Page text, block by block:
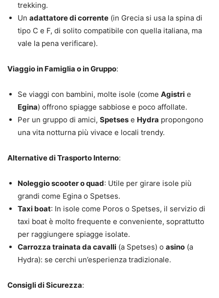
trekking.
Un adattatore di corrente (in Grecia si usa la spina di
tipo C e F, di solito compatibile con quella italiana, ma
vale la pena verificare).
Viaggio in Famiglia o in Gruppo:
Se viaggi con bambini, molte isole (come Agistri e
Egina) offrono spiagge sabbiose e poco affollate.
Per un gruppo di amici, Spetses e Hydra propongono
una vita notturna più vivace e locali trendy.
Alternative di Trasporto Interno:
Noleggio scooter o quad: Utile per girare isole più
grandi come Egina o Spetses.
Taxi boat: In isole come Poros o Spetses, il servizio di
taxi boat è molto frequente e conveniente, soprattutto
per raggiungere spiagge isolate.
Carrozza trainata da cavalli (a Spetses) o asino (a
Hydra): se cerchi un’esperienza tradizionale.
Consigli di Sicurezza: